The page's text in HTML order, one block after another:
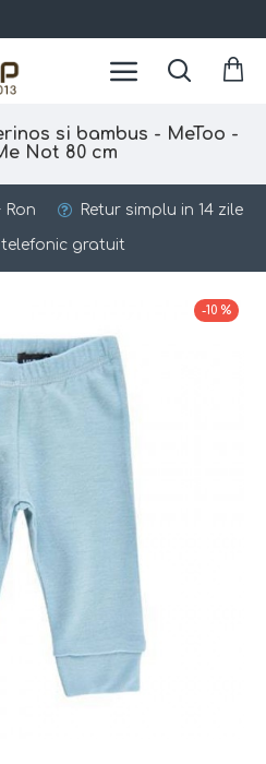
si bambus - MeToo -
Not 80 cm
Ron Retur simplu in 14 zile
gratuit
-10 %